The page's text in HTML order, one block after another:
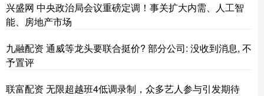
兴盛网 中央政治局会议重磅定调！事关扩大内需、人工智
能、房地产市场
九融配资 通威等龙头要联合挺价? 部分公司: 没收到消息, 不
予置评
联富配资 无限超越班4低调录制，众多艺人参与引发期待